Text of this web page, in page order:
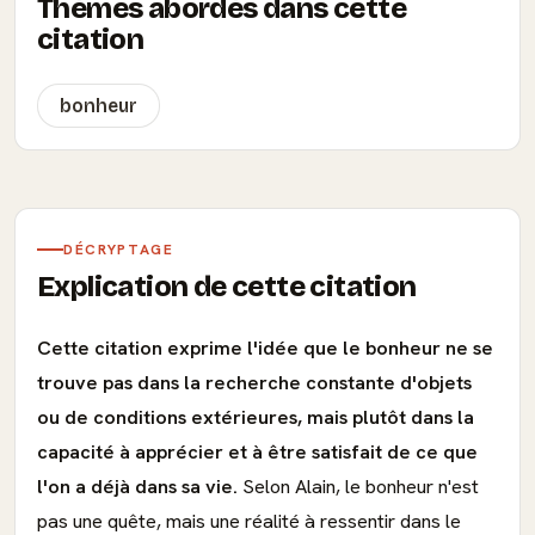
Thèmes abordés dans cette
citation
bonheur
DÉCRYPTAGE
Explication de cette citation
Cette citation exprime l'idée que le bonheur ne se
trouve pas dans la recherche constante d'objets
ou de conditions extérieures, mais plutôt dans la
capacité à apprécier et à être satisfait de ce que
l'on a déjà dans sa vie. Selon Alain, le bonheur n'est
pas une quête, mais une réalité à ressentir dans le